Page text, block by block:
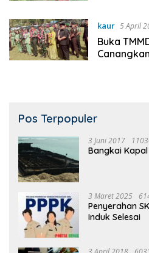
kaur 5 April
Buka
Pos Terpopuler
3 Juni 2017
Bangkai Kapal
3 Maret 2025
Penyerahan
Induk Selesai